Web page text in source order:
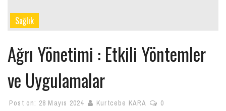
Sağlık
Ağrı Yönetimi : Etkili Yöntemler
ve Uygulamalar
Post on: 28 Mayıs 2024 Kurtcebe KARA 0